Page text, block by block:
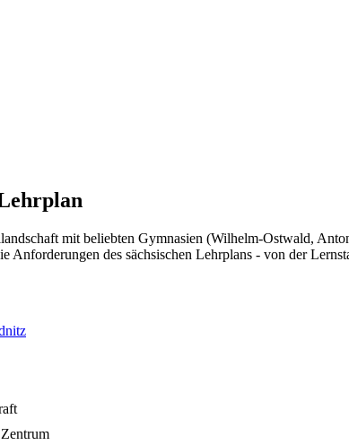
mit beliebten Gymnasien (Wilhelm-Ostwald,
Anforderungen des sächsischen Lehrplans - von der
Zentrum